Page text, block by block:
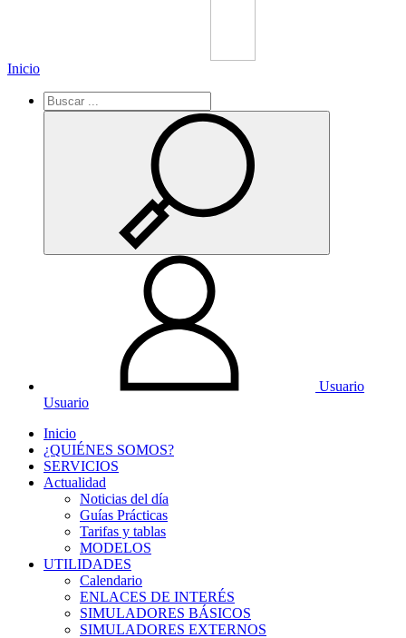
Inicio
Usuario
Usuario
Inicio
¿QUIÉNES SOMOS?
SERVICIOS
Actualidad
Noticias del día
Guías Prácticas
Tarifas y tablas
MODELOS
UTILIDADES
Calendario
ENLACES DE INTERÉS
SIMULADORES BÁSICOS
SIMULADORES EXTERNOS